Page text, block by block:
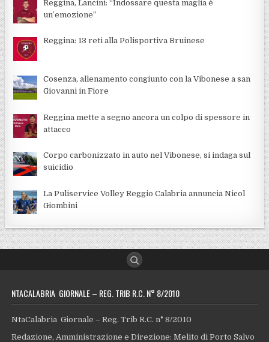
Reggina, Lancini: “Indossare questa maglia è
un’emozione”
Reggina: 13 reti alla Polisportiva Bruinese
Cosenza, allenamento congiunto con la Vibonese a san
Giovanni in Fiore
Reggina mette a segno ancora un colpo di spessore in
attacco
Corpo carbonizzato in auto nel Vibonese, si indaga sul
suicidio
La Puliservice Volley Reggio Calabria annuncia Nicol
Giombini
NTACALABRIA GIORNALE – REG. TRIB R.C. N° 8/2010
NtaCalabria Giornale – Reg. Trib R.C. n° 8/2010
Redazione, Amministrazione e Direzione: Melito di Porto Salvo